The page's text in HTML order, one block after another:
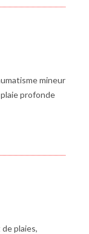
mineur
profonde
plaies,